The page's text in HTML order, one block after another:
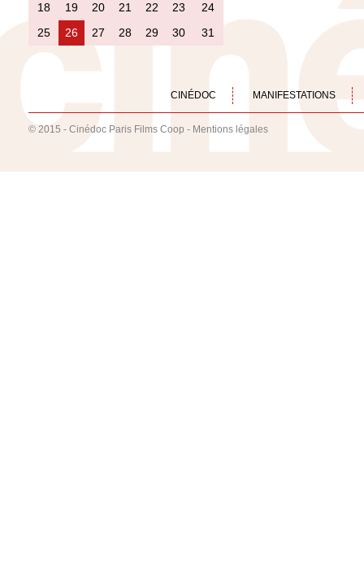
18
19 20 21 22 23
24
25
26 27 28 29 30 31
CINÉDOC MANIFESTATIONS
© 2015 - Cinédoc Paris Films Coop - Mentions légales